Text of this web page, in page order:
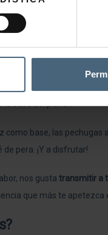
marcamos las pechugas
la base del pichón.
base, las pechugas
pera. ¡Y a disfrutar!
nos gusta transmitir a
que más te apetezca